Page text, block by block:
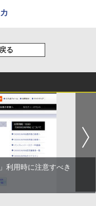
る
利用時に注意すべき